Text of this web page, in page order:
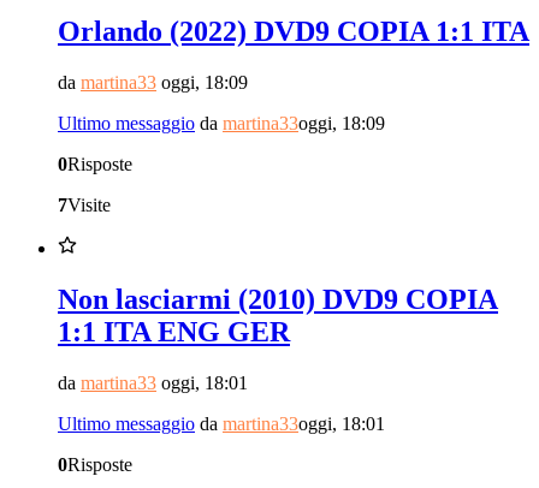
Orlando (2022) DVD9 COPIA 1:1 ITA
da martina33 oggi, 18:09
Ultimo messaggio da martina33oggi, 18:09
0Risposte
7Visite
Non lasciarmi (2010) DVD9 COPIA
1:1 ITA ENG GER
da martina33 oggi, 18:01
Ultimo messaggio da martina33oggi, 18:01
0Risposte